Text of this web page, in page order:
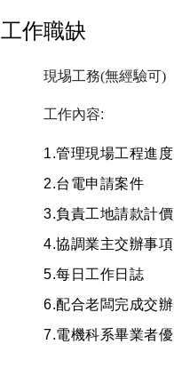
工作職缺
現埸工務(無經驗可)
工作內容:
1.管理現場工程進度
2.台電申請案件
3.負責工地請款計價
4.協調業主交辦事項
5.每日工作日誌
6.配合老闆完成交
7.電機科系畢業者